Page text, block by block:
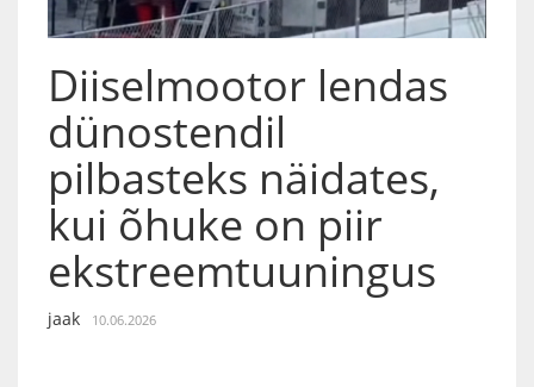
Diiselmootor lendas
dünostendil
pilbasteks näidates,
kui õhuke on piir
ekstreemtuuningus
jaak 10.06.2026